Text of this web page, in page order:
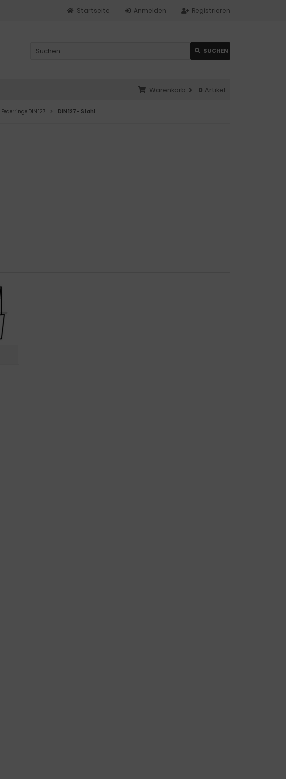
Registrieren
Anmelden
Startseite
SUCHEN
Warenkorb 0 Artikel
Federringe DIN 127 DIN 127 - Stahl